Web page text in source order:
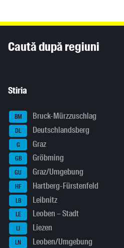
Caută după regiuni
Stiria
BM Bruck-Mürzzuschlag
DL Deutschlandsberg
G Graz
GB Gröbming
GU Graz/Umgebung
HF Hartberg-Fürstenfeld
LB Leibnitz
LE Leoben – Stadt
LI Liezen
LN Leoben/Umgebung